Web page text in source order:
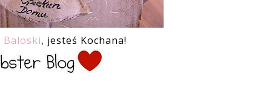
Baloski, jesteś Kochana!